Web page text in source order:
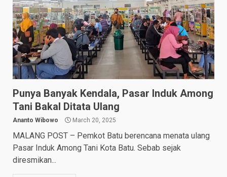
Punya Banyak Kendala, Pasar Induk Among
Tani Bakal Ditata Ulang
Ananto Wibowo March 20, 2025
MALANG POST – Pemkot Batu berencana menata ulang
Pasar Induk Among Tani Kota Batu. Sebab sejak
diresmikan...